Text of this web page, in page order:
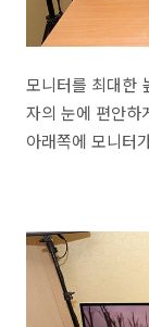
모니터를 최대한
자의 눈에 편안하
아래쪽에 모니터